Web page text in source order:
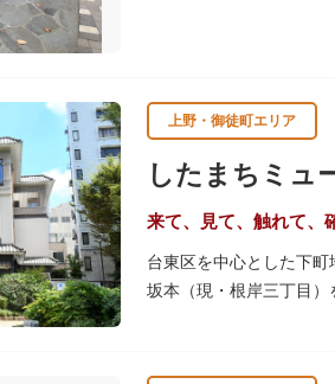
上野・御徒町エリア
したまちミュ
来て、見て、触れて、
台東区を中心とした下
坂本（現・根岸三丁目）
め、下町地域の歴史や